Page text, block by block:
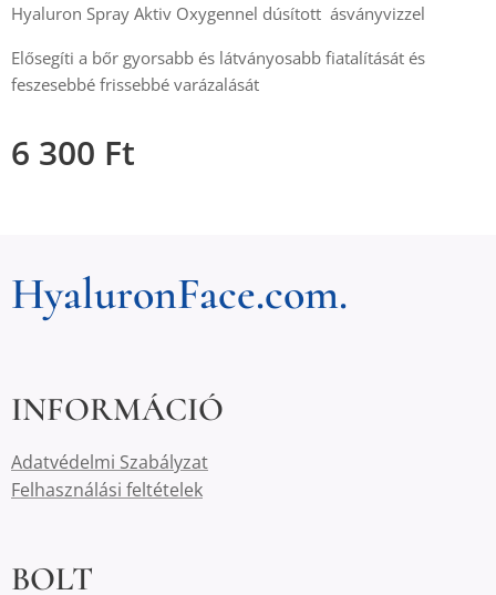
Hyaluron Spray Aktiv Oxygennel dúsított ásványvizzel
Elősegíti a bőr gyorsabb és látványosabb fiatalítását és
feszesebbé frissebbé varázalását
6 300 Ft
HyaluronFace.com.
INFORMÁCIÓ
Adatvédelmi Szabályzat
Felhasználási feltételek
BOLT